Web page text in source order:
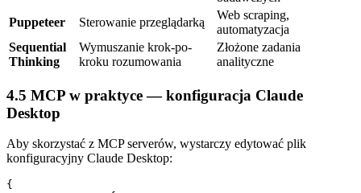
Puppeteer
Sterowanie przeglądarką
Web scraping,
automatyzacja
Sequential
Thinking
Wymuszanie krok-po-
kroku rozumowania
Złożone zadania
analityczne
4.5 MCP w praktyce — konfiguracja Claude
Desktop
Aby skorzystać z MCP serverów, wystarczy edytować plik
konfiguracyjny Claude Desktop:
{